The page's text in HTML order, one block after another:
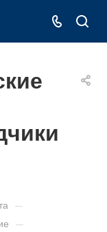
—
—